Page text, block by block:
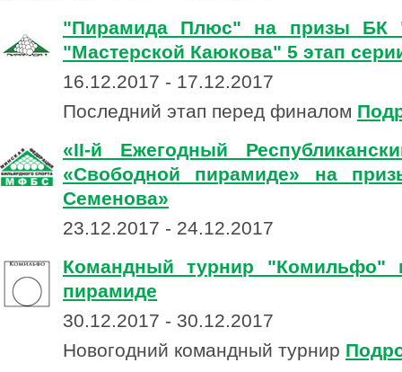
"Пирамида Плюс" на призы БК
"Мастерской Каюкова" 5 этап
16.12.2017 - 17.12.2017
Последний этап перед финалом
«II-й Ежегодный
«Свободной пирамиде» на
Семенова»
23.12.2017 - 24.12.2017
Командный турнир "Комильфо"
пирамиде
30.12.2017 - 30.12.2017
Новогодний командный турнир